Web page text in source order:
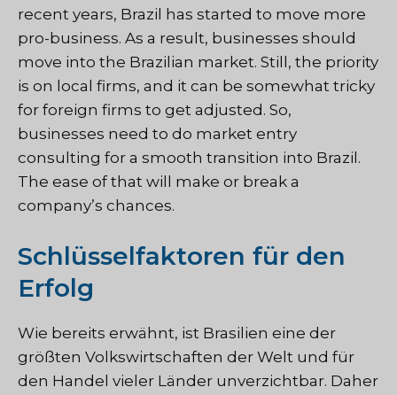
recent years, Brazil has started to move more
pro-business. As a result, businesses should
move into the Brazilian market. Still, the priority
is on local firms, and it can be somewhat tricky
for foreign firms to get adjusted. So,
businesses need to do market entry
consulting for a smooth transition into Brazil.
The ease of that will make or break a
company’s chances.
Schlüsselfaktoren für den
Erfolg
Wie bereits erwähnt, ist Brasilien eine der
größten Volkswirtschaften der Welt und für
den Handel vieler Länder unverzichtbar. Daher